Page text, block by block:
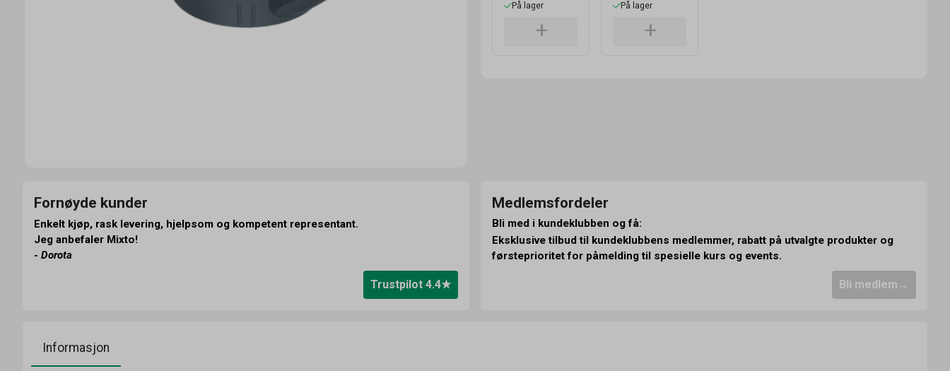
På lager På lager
Fornøyde kunder
Enkelt kjøp, rask levering, hjelpsom og kompetent representant.
Jeg anbefaler Mixto!
- Dorota
Trustpilot 4.4
Medlemsfordeler
Bli med i kundeklubben og få:
Eksklusive tilbud til kundeklubbens medlemmer, rabatt på utvalgte produkter og
førsteprioritet for påmelding til spesielle kurs og events.
Bli medlem
Informasjon